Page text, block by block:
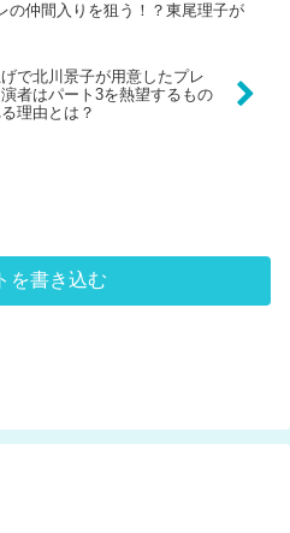
の仲間入りを狙う！？東尾理子が
で北川景子が用意したプレ
者はパート3を熱望するもの
理由とは？
を書き込む